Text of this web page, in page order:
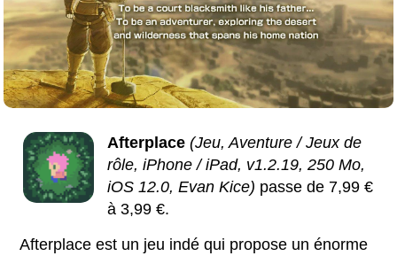
Afterplace (Jeu, Aventure / Jeux de
rôle, iPhone / iPad, v1.2.19, 250 Mo,
iOS 12.0, Evan Kice) passe de 7,99 €
à 3,99 €.
Afterplace est un jeu indé qui propose un énorme